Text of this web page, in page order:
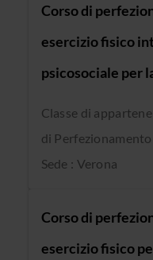
Corso di
esercizio fisico
psicosociale per
Classe di
di
Sede : Verona
Corso di
esercizio fisico